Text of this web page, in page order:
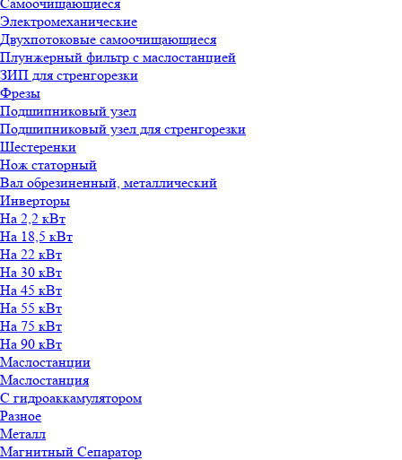
Электромеханические
Двухпотоковые самоочищающиеся
Плунжерный фильтр с маслостанцией
ЗИП для стренгорезки
Фрезы
Подшипниковый узел
Подшипниковый узел для стренгорезки
Шестеренки
Нож статорный
Вал обрезиненный, металлический
Инверторы
На 2,2 кВт
На 18,5 кВт
На 22 кВт
На 30 кВт
На 45 кВт
На 55 кВт
На 75 кВт
На 90 кВт
Маслостанции
Маслостанция
С гидроаккамулятором
Разное
Металл
Магнитный Сепаратор